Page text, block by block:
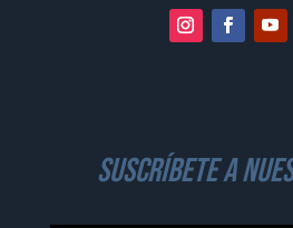
suscríbete a